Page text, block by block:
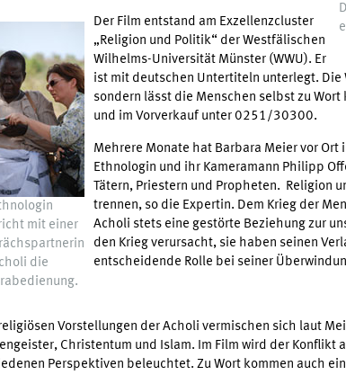
mit einer
die
Der Film entstand am Exzellenzcluster
„Religion und Politik“ der Westfälischen
Wilhelms-Universität Münster (WWU). Er
ist mit deutschen Untertiteln unterlegt.
sondern lässt die Menschen selbst zu
und im Vorverkauf unter 0251/30300.
Mehrere Monate hat Barbara Meier vor Ort
Ethnologin und ihr Kameramann Philipp
Tätern, Priestern und Propheten. Religion
trennen, so die Expertin. Dem Krieg der
Acholi stets eine gestörte Beziehung zur
den Krieg verursacht, sie haben seinen
entscheidende Rolle bei seiner
Vorstellungen der Acholi vermischen sich laut
Christentum und Islam. Im Film wird der Konflikt
Perspektiven beleuchtet. Zu Wort kommen auch